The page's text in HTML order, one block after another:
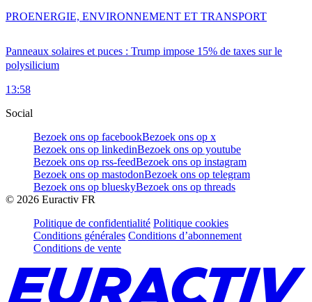
Panneaux solaires et puces : Trump impose 15% de taxes sur le
polysilicium
13:58
PROENERGIE, ENVIRONNEMENT ET TRANSPORT
Social
Bezoek ons op facebookBezoek ons op x
Bezoek ons op linkedinBezoek ons op youtube
Bezoek ons op rss-feedBezoek ons op instagram
Bezoek ons op mastodonBezoek ons op telegram
Bezoek ons op blueskyBezoek ons op threads
© 2026 Euractiv FR
Politique de confidentialité Politique cookies
Conditions générales Conditions d’abonnement
Conditions de vente